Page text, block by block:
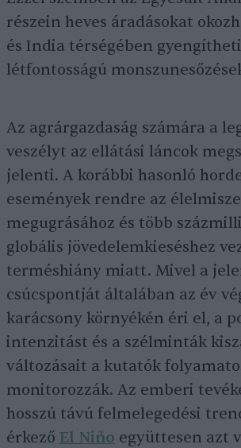
részein heves áradásokat
és India térségében
létfontosságú
Az agrárgazdaság számára a
veszélyt az ellátási láncok
jelenti. A korábbi hasonló
események rendre az
megugrásához és több
globális jövedelemkieséshez
terméshiány miatt. Mivel a
csúcspontját általában az év
karácsony környékén éri el, a
intenzitást és a szélminták
változásait a kutatók
monitorozzák. Az emberi
hosszú távú felmelegedési
érkező El Niño együttesen azt